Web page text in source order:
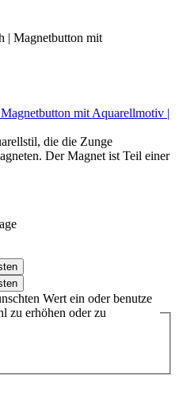
mit Aquarellmotiv |
die die Zunge
Der Magnet ist Teil einer
Wert ein oder benutze
zu erhöhen oder zu